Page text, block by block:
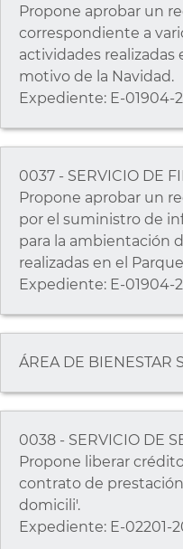
Propone aprobar un
correspondiente a
actividades realizadas
motivo de la Navidad.
Expediente: E-01904-
0037 - SERVICIO DE
Propone aprobar un
por el suministro de
para la ambientación
realizadas en el
Expediente: E-01904-
ÁREA DE BIENESTAR
0038 - SERVICIO DE
Propone liberar
contrato de
domicili'.
Expediente: E-02201-